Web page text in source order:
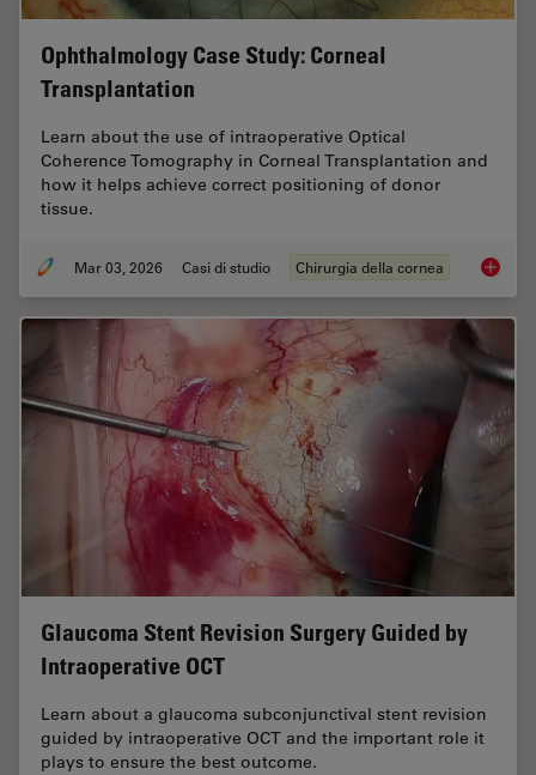
Ophthalmology Case Study: Corneal
Transplantation
Learn about the use of intraoperative Optical
Coherence Tomography in Corneal Transplantation and
how it helps achieve correct positioning of donor
tissue.
Mar 03, 2026 Casi di studio Chirurgia della cornea
Glaucoma Stent Revision Surgery Guided by
Intraoperative OCT
Learn about a glaucoma subconjunctival stent revision
guided by intraoperative OCT and the important role it
plays to ensure the best outcome.